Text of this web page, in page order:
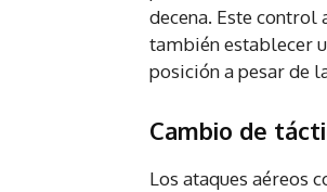
decena. Este
también establecer
posición a pesar de
Cambio de
Los ataques aéreos